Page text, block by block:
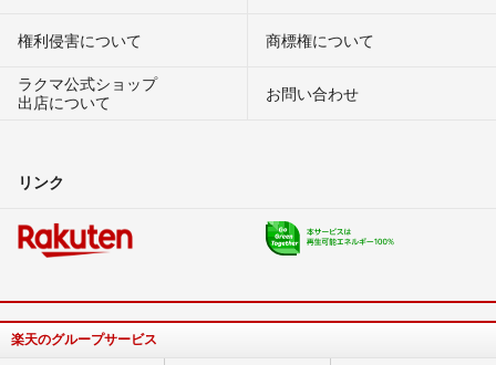
権利侵害について
商標権について
ラクマ公式ショップ
出店について
お問い合わせ
リンク
楽天のグループサービス